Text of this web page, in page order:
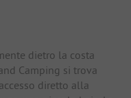
dietro la costa
Camping si trova
diretto alla